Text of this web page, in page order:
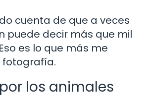
cuenta de que a veces
puede decir más que mil
es lo que más me
los animales